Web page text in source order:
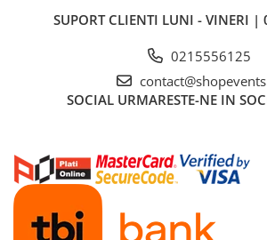
Alimentare & Distribuție
Dimmer & Switch Packs
Consumabile - Lichid
Lichid Baloane
Lichid Zapada
Filtre lichid & Accesorii
Masini Fum
SUPORT CLIENTI LUNI - VINERI |
0215556125
SOCIAL URMARESTE-NE IN